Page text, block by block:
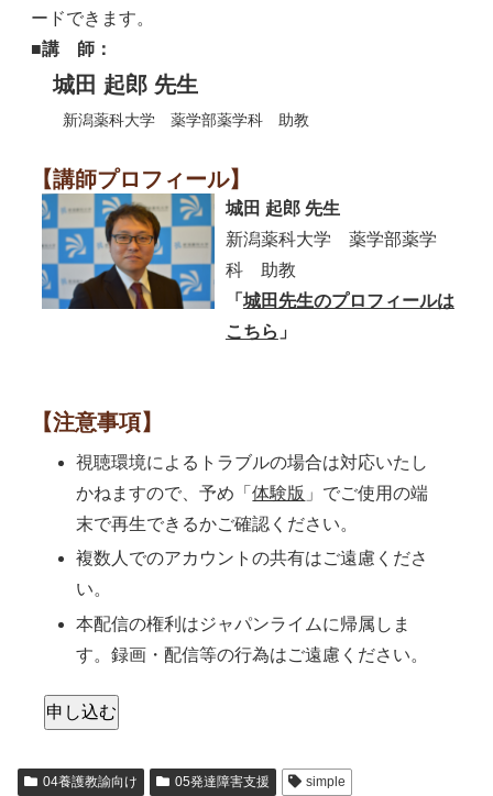
ードできます。
■講 師：
城田 起郎 先生
新潟薬科大学 薬学部薬学科 助教
【講師プロフィール】
城田 起郎 先生
新潟薬科大学 薬学部薬学
科 助教
「 城田先生のプロフィールは
こちら 」
【注意事項】
視聴環境によるトラブルの場合は対応いたし
かねますので、予め「体験版 」でご使用の端
末で再生できるかご確認ください。
複数人でのアカウントの共有はご遠慮くださ
い。
本配信の権利はジャパンライムに帰属しま
す。録画・配信等の行為はご遠慮ください。
申し込む
04養護教諭向け 05発達障害支援 simple